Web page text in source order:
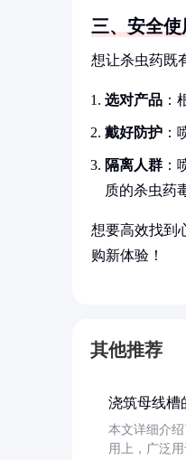
三、安全使
想让杀虫药既
选对产品 ：
戴好防护 ：
隔离人群 ：
质的杀虫药
想要高效找到
购新体验！
其他推荐
浇筑母线槽
本文详细介
用上，广泛